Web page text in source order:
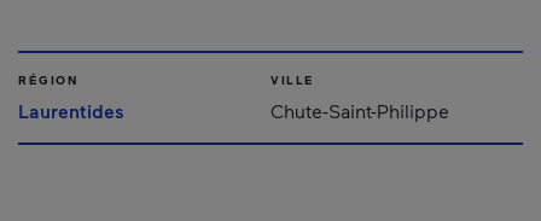
RÉGION
Laurentides
VILLE
Chute-Saint-Philippe